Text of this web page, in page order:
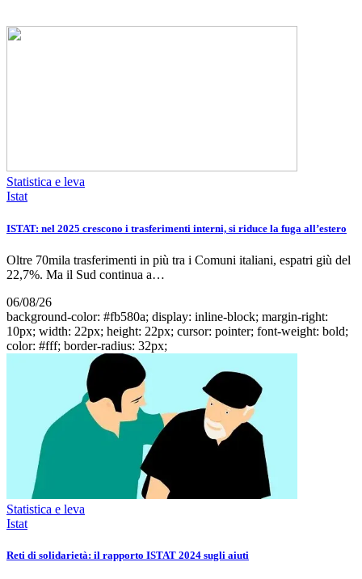
Statistica e leva
Istat
ISTAT: nel 2025 crescono i trasferimenti interni, si riduce la fuga all’estero
Oltre 70mila trasferimenti in più tra i Comuni italiani, espatri giù del
22,7%. Ma il Sud continua a…
06/08/26
background-color: #fb580a; display: inline-block; margin-right:
10px; width: 22px; height: 22px; cursor: pointer; font-weight: bold;
color: #fff; border-radius: 32px;
Statistica e leva
Istat
Reti di solidarietà: il rapporto ISTAT 2024 sugli aiuti